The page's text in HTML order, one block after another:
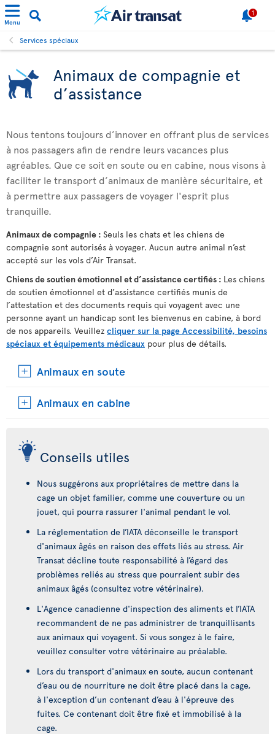
Menu
1
Services spéciaux
Animaux de compagnie et
d’assistance
Nous tentons toujours d’innover en offrant plus de services
à nos passagers afin de rendre leurs vacances plus
agréables. Que ce soit en soute ou en cabine, nous visons à
faciliter le transport d’animaux de manière sécuritaire, et
à permettre aux passagers de voyager l'esprit plus
tranquille.
Animaux de compagnie : Seuls les chats et les chiens de
compagnie sont autorisés à voyager. Aucun autre animal n’est
accepté sur les vols d’Air Transat.
Chiens de soutien émotionnel et d’assistance certifiés : Les chiens
de soutien émotionnel et d’assistance certifiés munis de
l’attestation et des documents requis qui voyagent avec une
personne ayant un handicap sont les bienvenus en cabine, à bord
de nos appareils. Veuillez cliquer sur la page Accessibilité, besoins
spéciaux et équipements médicaux pour plus de détails.
Animaux en soute
Animaux en cabine
Conseils utiles
Nous suggérons aux propriétaires de mettre dans la
cage un objet familier, comme une couverture ou un
jouet, qui pourra rassurer l'animal pendant le vol.
La réglementation de l’IATA déconseille le transport
d'animaux âgés en raison des effets liés au stress. Air
Transat décline toute responsabilité à l’égard des
problèmes reliés au stress que pourraient subir des
animaux âgés (consultez votre vétérinaire).
L'Agence canadienne d'inspection des aliments et l’IATA
recommandent de ne pas administrer de tranquillisants
aux animaux qui voyagent. Si vous songez à le faire,
veuillez consulter votre vétérinaire au préalable.
Lors du transport d'animaux en soute, aucun contenant
d’eau ou de nourriture ne doit être placé dans la cage,
à l'exception d’un contenant d’eau à l'épreuve des
fuites. Ce contenant doit être fixé et immobilisé à la
cage.